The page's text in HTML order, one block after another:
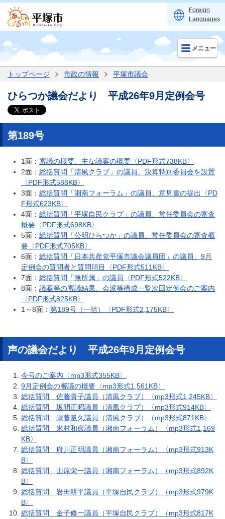
Foreign
Languages
メニュー
トップページ 市政の情報 平塚市議会
ひらつか議会だより 平成26年9月定例会号
第189号
1面： 審議の概要、主な議案の概要〈PDF形式738KB〉
2面： 総括質問「清風クラブ」の議員、決算特別委員会を設置
〈PDF形式588KB〉
3面： 総括質問「湘南フォーラム」の議員、意見書の提出〈PD
F形式623KB〉
4面： 総括質問「平塚自民クラブ」の議員、常任委員会の審査
概要〈PDF形式698KB〉
5面： 総括質問「公明ひらつか」の議員、常任委員会の審査概
要〈PDF形式705KB〉
6面： 総括質問「日本共産党平塚市議会議員団」の議員、9月
定例会の質問者と質問項目〈PDF形式511KB〉
7面： 総括質問「無所属」の議員〈PDF形式522KB〉
8面： 議案等の審議結果、会派等構成一覧次回定例会のご案内
〈PDF形式825KB〉
1～8面： 第189号（一括）〈PDF形式2,175KB〉
声の議会だより 平成26年9月定例会号
今号のご案内〈mp3形式355KB〉
9月定例会の審議の概要〈mp3形式1,561KB〉
総括質問 佐藤貴子議員（清風クラブ）〈mp3形式1,245KB〉
総括質問 坂間正昭議員（清風クラブ）〈mp3形式914KB〉
総括質問 須藤量久議員（清風クラブ）（mp3形式871KB〉
総括質問 米村和彦議員（湘南フォーラム）〈mp3形式1,169
KB〉
総括質問 府川正明議員（湘南フォーラム）〈mp3形式913K
B〉
総括質問 山原栄一議員（湘南フォーラム）（mp3形式892K
B〉
総括質問 岩田耕平議員（平塚自民クラブ）（mp3形式979K
B〉
総括質問 金子修一議員（平塚自民クラブ）（mp3形式817K